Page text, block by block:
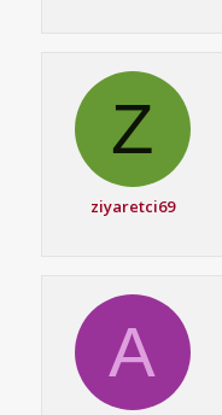
Z
ziyaretci69
A